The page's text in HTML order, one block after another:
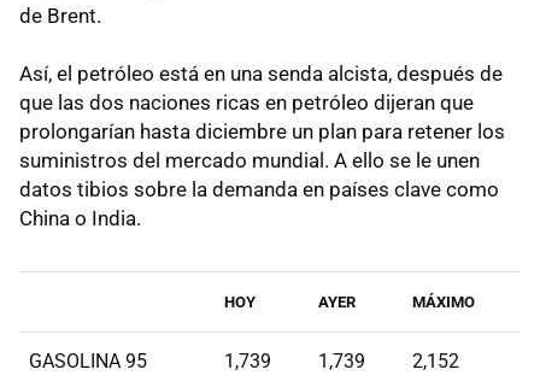
de Brent.
Así, el petróleo está en una senda alcista, después de
que las dos naciones ricas en petróleo dijeran que
prolongarían hasta diciembre un plan para retener los
suministros del mercado mundial. A ello se le unen
datos tibios sobre la demanda en países clave como
China o India.
HOY AYER MÁXIMO
GASOLINA 95 1,739 1,739 2,152